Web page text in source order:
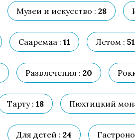
Музеи и искусство : 28
Сааремаа : 11 Летом : 51
Развлечения : 20
Тарту : 18 Пюхтицкий
Для детей : 24